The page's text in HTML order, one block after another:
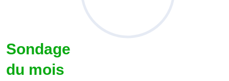
Sondage
du mois